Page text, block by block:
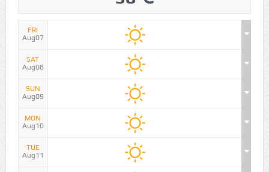
FRI
Aug07
SAT
Aug08
SUN
Aug09
MON
Aug10
TUE
Aug11